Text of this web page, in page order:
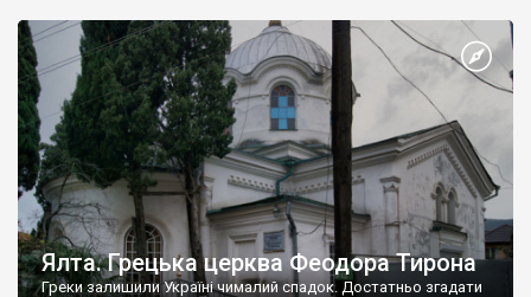
Ялта. Грецька церква Феодора Тирона
Греки залишили Україні чималий спадок. Достатньо згадати